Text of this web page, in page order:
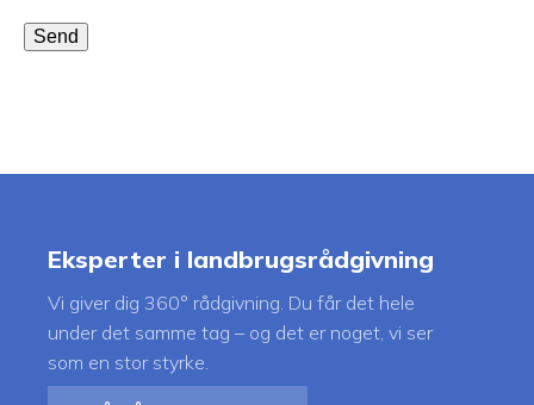
Eksperter i landbrugsrådgivning
Vi giver dig 360° rådgivning. Du får det hele
under det samme tag – og det er noget, vi ser
som en stor styrke.